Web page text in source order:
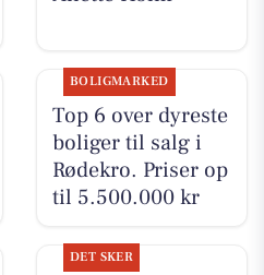
BOLIGMARKED
Top 6 over dyreste
boliger til salg i
Rødekro. Priser op
til 5.500.000 kr
DET SKER